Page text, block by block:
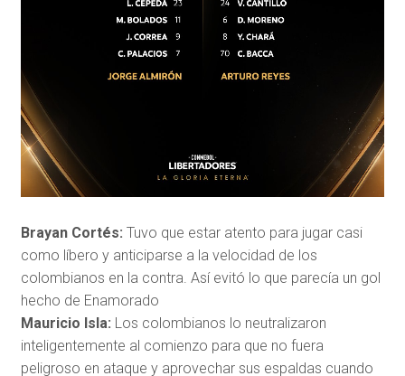
Brayan Cortés: Tuvo que estar atento para jugar casi
como líbero y anticiparse a la velocidad de los
colombianos en la contra. Así evitó lo que parecía un gol
hecho de Enamorado
Mauricio Isla: Los colombianos lo neutralizaron
inteligentemente al comienzo para que no fuera
peligroso en ataque y aprovechar sus espaldas cuando